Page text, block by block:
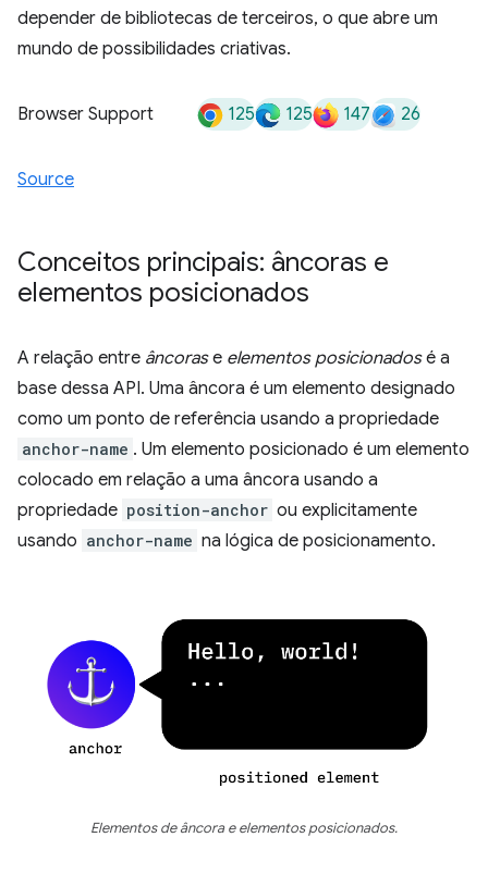
depender de bibliotecas de terceiros, o que abre um
mundo de possibilidades criativas.
Browser Support 125 125 147 26
Source
Conceitos principais: âncoras e
elementos posicionados
A relação entre âncorase elementos posicionadosé a
base dessa API. Uma âncora é um elemento designado
como um ponto de referência usando a propriedade
anchor-name . Um elemento posicionado é um elemento
colocado em relação a uma âncora usando a
propriedade position-anchor ou explicitamente
usando anchor-name na lógica de posicionamento.
Elementos de âncora e elementos posicionados.